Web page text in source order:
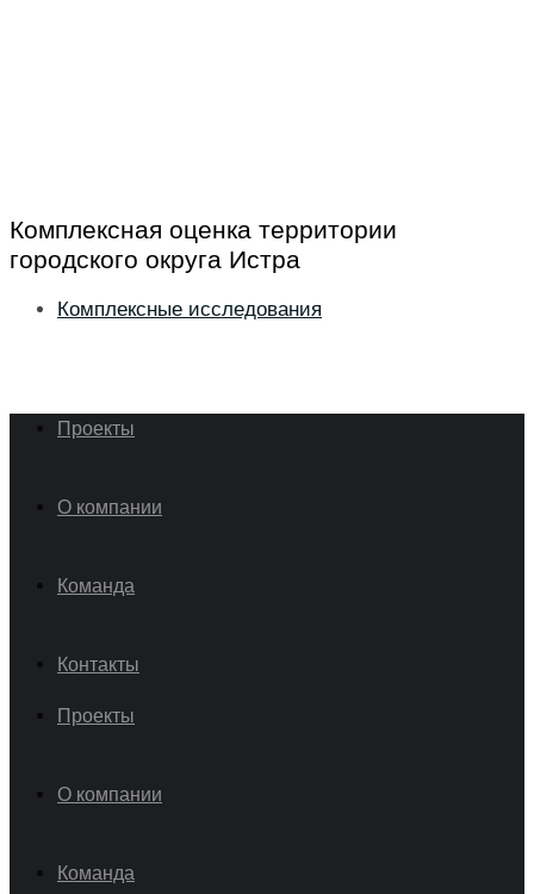
Комплексная оценка территории
городского округа Истра
Комплексные исследования
Проекты
О компании
Команда
Контакты
Проекты
О компании
Команда